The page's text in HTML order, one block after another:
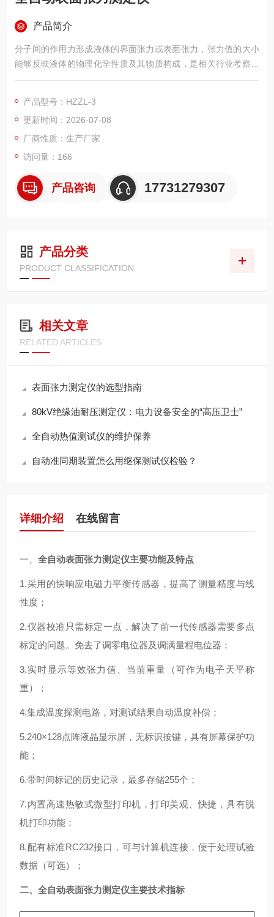
产品简介
分子间的作用力形成液体的界面张力或表面张力，张力值的大小
能够反映液体的物理化学性质及其物质构成，是相关行业考察产
品质量的重要指标之一。全自动表面张力测定仪适用GB/T6541
气相界面)及液体的界面张力(液-液相界面)。此方法具有操作简
单，精确度高的优点而被广泛应用。广泛用于电力、石油、化
工、制药、食品，教学等行业。
产品型号：HZZL-3
更新时间：2026-07-08
厂商性质：生产厂家
访问量：166
产品咨询 17731279307
产品分类
PRODUCT CLASSIFICATION
相关文章
RELATED ARTICLES
表面张力测定仪的选型指南
80kV绝缘油耐压测定仪：电力设备安全的“高压卫士”
全自动热值测试仪的维护保养
自动准同期装置怎么用继保测试仪检验？
详细介绍 在线留言
一、 全自动表面张力测定仪主要功能及特点
1.采用的快响应电磁力平衡传感器，提高了测量精度与线
性度；
2.仪器校准只需标定一点，解决了前一代传感器需要多点
标定的问题。免去了调零电位器及调满量程电位器；
3.实时显示等效张力值、当前重量（可作为电子天平称
重）；
4.集成温度探测电路，对测试结果自动温度补偿；
5.240×128点阵液晶显示屏，无标识按键，具有屏幕保护功
能；
6.带时间标记的历史记录，最多存储255个；
7.内置高速热敏式微型打印机，打印美观、快捷，具有脱
机打印功能；
8.配有标准RC232接口，可与计算机连接，便于处理试验
数据（可选）；
二、 全自动表面张力测定仪主要技术指标